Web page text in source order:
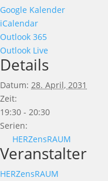
Google Kalender
iCalendar
Outlook 365
Outlook Live
Details
Datum: 28. April, 2031
Zeit:
19:30 - 20:30
Serien:
HERZensRAUM
Veranstalter
HERZensRAUM